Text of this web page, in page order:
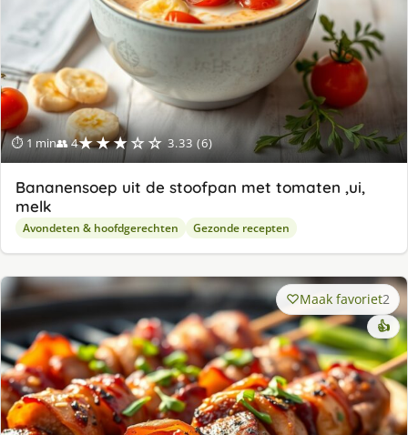
⏱ 1 min👥 4★★★☆☆ 3.33 (6)
Bananensoep uit de stoofpan met tomaten ,ui,
melk
Avondeten & hoofdgerechten Gezonde recepten
Maak favoriet2
👍